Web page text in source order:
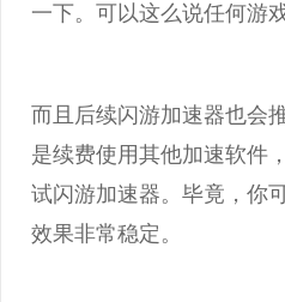
一下。可以这么说任何游
而且后续闪游加速器也会
是续费使用其他加速软件
试闪游加速器。毕竟，你
效果非常稳定。